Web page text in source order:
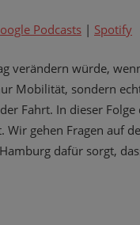
Podcasts | Spotify
verändern würde,
Mobilität, sondern
Fahrt. In dieser
gehen Fragen auf
dafür sorgt,